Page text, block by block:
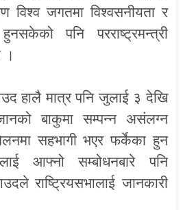
विश्व जगतमा विश्वसनीयता र
पनि परराष्ट्रमन्त्री
।
हालै मात्र पनि जुलाई ३ देखि
बाकुमा सम्पन्न असंलग्न
सहभागी भएर फर्केका हुन
आफ्नो सम्बोधनबारे पनि
राष्ट्रियसभालाई जानकारी